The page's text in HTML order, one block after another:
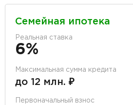
Семейная ипотека
Реальная ставка
6%
Максимальная сумма кредита
до 12 млн. ₽
Первоначальный взнос